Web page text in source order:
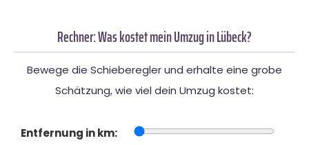
Rechner: Was kostet mein Umzug in Lübeck?
Bewege die Schieberegler und erhalte eine grobe
Schätzung, wie viel dein Umzug kostet:
Entfernung in km: